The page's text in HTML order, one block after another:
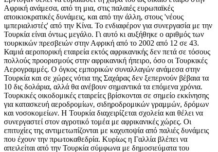
Αφρική ανάμεσα, από τη μια, στις παλαιές ευρωπαϊκές
αποικιοκρατικές δυνάμεις, και από την άλλη, στους 'νέους
ιμπεριαλιστές' από την Κίνα. Το ενδιαφέρον για συνεργασία με την
Τουρκία είναι όντως μεγάλο. Γι αυτό κι αυξήθηκε ο αριθμός των
τουρκικών πρεσβειών στην Αφρική από το 2002 από 12 σε 43.
Καμιά αεροπορική εταιρεία εκτός αφρικανικής δεν πετά σε τόσους
πολλούς προορισμούς στην αφρικανική ήπειρο, όσο οι Τουρκικές
Αερογραμμές. Ο όγκος εμπορικών συναλλαγών ανάμεσα στην
Τουρκία και σε χώρες νότια της Σαχάρας δεν ξεπερνούν βέβαια τα
10 δις δολάρια, αλλά θα ανέβουν σημαντικά τα επόμενα χρόνια.
Τουρκικές οικοδομικές εταιρείες βρίσκονται σε σημείο εκκίνησης
για κατασκευή αεροδρομίων, σιδηροδρομικών γραμμών, δρόμων
και νοσοκομείων. Η Τουρκία διαχειρίζεται σχολεία και θέλει να
συνεργαστεί στον αγροτικό τομέα με αφρικανικές χώρες. Οι
επιτυχίες της αντιμετωπίζονται με καχυποψία από παλιές δυνάμεις
που έχουν την πρωτοκαθεδρία. Κυρίως η Γαλλία βλέπει να
απειλείται από την Τουρκία σύμφωνα με δημοσιεύματα του